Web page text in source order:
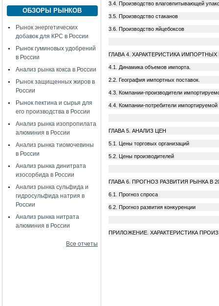
ОБЗОРЫ РЫНКОВ
Рынок энергетических
добавок для КРС в России
Рынок гуминовых удобрений
в России
Анализ рынка кокса в России
Рынок защищенных жиров в
России
Рынок пектина и сырья для
его производства в России
Анализ рынка изопропилата
алюминия в России
Анализ рынка тиомочевины
в России
Анализ рынка динитрата
изосорбида в России
Анализ рынка сульфида и
гидросульфида натрия в
России
Анализ рынка нитрата
алюминия в России
Все отчеты
3.4. Производство влаговпитывающей
3.5. Производство стаканов
3.6. Производство яйцебоксов
ГЛАВА 4. ХАРАКТЕРИСТИКА
4.1. Динамика объемов импорта.
2.2. География импортных поставок.
4.3. Компании-производители
4.4. Компании-потребители
ГЛАВА 5. АНАЛИЗ ЦЕН
5.1. Цены торговых организаций
5.2. Цены производителей
ГЛАВА 6. ПРОГНОЗ РАЗВИТИЯ РЫНКА В
6.1. Прогноз спроса
6.2. Прогноз развития конкуренции
ПРИЛОЖЕНИЕ. ХАРАКТЕРИСТИКА